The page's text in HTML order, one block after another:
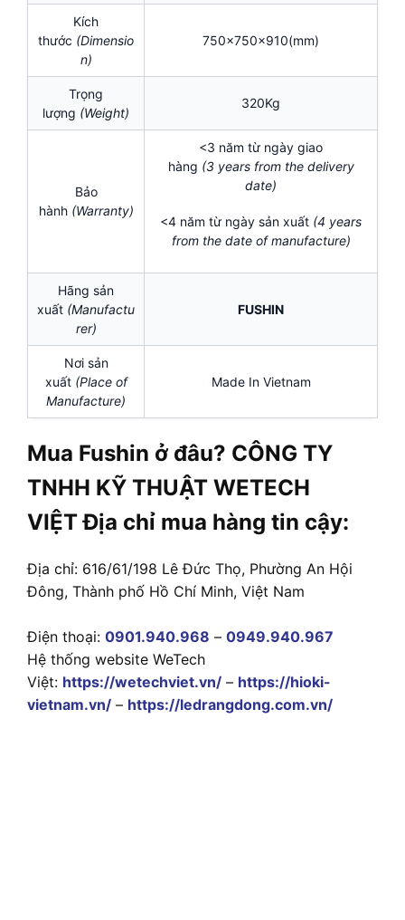
Kích
thước (Dimensio
n)
750x750x910(mm)
Trọng
lượng (Weight)
320Kg
Bảo
hành (Warranty)
<3 năm từ ngày giao
hàng (3 years from the delivery
date)
<4 năm từ ngày sản xuất (4 years
from the date of manufacture)
Hãng sản
xuất (Manufactu
rer)
FUSHIN
Nơi sản
xuất (Place of
Manufacture)
Made In Vietnam
Mua Fushin ở đâu? CÔNG TY
TNHH KỸ THUẬT WETECH
VIỆT Địa chỉ mua hàng tin cậy:
Địa chỉ: 616/61/198 Lê Đức Thọ, Phường An Hội
Đông, Thành phố Hồ Chí Minh, Việt Nam
Điện thoại: 0901.940.968 – 0949.940.967
Hệ thống website WeTech
Việt: https://wetechviet.vn/ – https://hioki-
vietnam.vn/ – https://ledrangdong.com.vn/